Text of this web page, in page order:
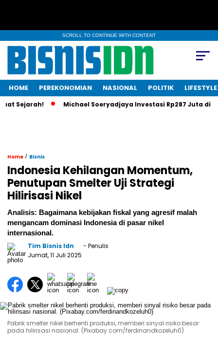
SCROLL TO CONTINUE WITH CONTENT
HOME PEREKONOMIAN NASIONAL POLITIK LIFESTYLE
Michael Soeryadjaya Investasi Rp287 Juta di
Home / Bisnis
Indonesia Kehilangan Momentum,
Penutupan Smelter Uji Strategi
Hilirisasi Nikel
Analisis: Bagaimana kebijakan fiskal yang agresif malah
mengancam dominasi Indonesia di pasar nikel
internasional.
Tim Bisnis Idn
- Penulis
Jumat, 11 Juli 2025
Pabrik smelter nikel berhenti produksi, memberi sinyal risiko besar
pada hilirisasi nasional. (Pixabay.com/ferdinandkozeluh0)